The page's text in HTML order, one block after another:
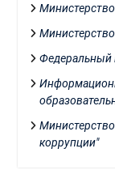
Федеральный
коррупции"